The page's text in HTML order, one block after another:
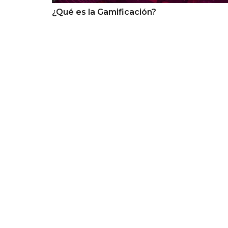
¿Qué es la Gamificación?